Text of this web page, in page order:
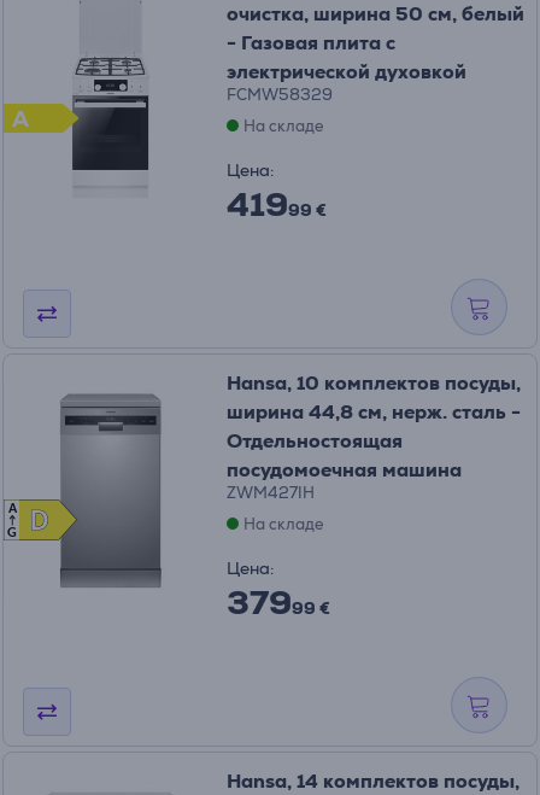
A
очистка, ширина 50 см, белый
- Газовая плита с
электрической духовкой
FCMW58329
На складе
Цена:
41999 €
D
D
A
G
Hansa, 10 комплектов посуды,
ширина 44,8 см, нерж. сталь -
Отдельностоящая
посудомоечная машина
ZWM427IH
На складе
Цена:
37999 €
Hansa, 14 комплектов посуды,